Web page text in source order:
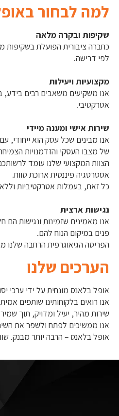
למה לבחור
שקיפות ובקרה מלאה
לפי דרישה.
מקצועיות ויעילות
אנו משקיעים משאבים רבים בידע,
אטרקטיבי.
שירות אישי ומענה מיידי
אנו מבינים שכל עסק הוא ייחודי,
של מצבו העסקי והזדמנויות
הצוות המקצועי שלנו עומד
אסטרטגיה פיננסית ארוכת טווח.
כל זאת, בעמלות אטרקטיביות
נגישות ארצית
פנים במיקום הנוח להם.
הפריסה הגיאוגרפית הרחבה שלנו
הערכים שלנו
אופל בלאנס מונחית על ידי ערכי
אנו רואים בלקוחותינו שותפים
שירות מהיר, יעיל ומדויק, תוך
אנו ממשיכים לפתח ולשפר את
אופל בלאנס – הרבה יותר מבנק.